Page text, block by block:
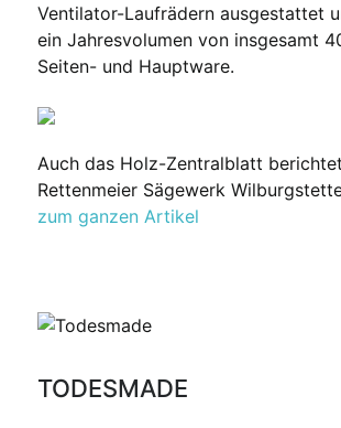
Ventilator-Laufrädern ausgestattet
ein Jahresvolumen von insgesamt
Seiten- und Hauptware.
Auch das Holz-Zentralblatt
Rettenmeier Sägewerk
zum ganzen Artikel
TODESMADE